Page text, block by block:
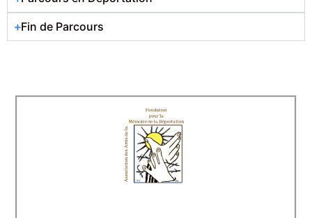
Fin de Parcours